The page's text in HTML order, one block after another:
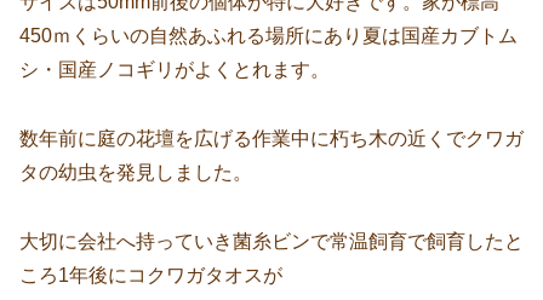
450ｍくらいの自然あふれる場所にあり夏は国産カブトム
シ・国産ノコギリがよくとれます。
数年前に庭の花壇を広げる作業中に朽ち木の近くでクワガ
タの幼虫を発見しました。
大切に会社へ持っていき菌糸ビンで常温飼育で飼育したと
ころ1年後にコクワガタオスが